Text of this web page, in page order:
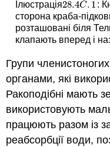
Ілюстрація28.4C. 1
28.4C. 1 :
сторона краба-
розташовані біля
клапають вперед і
Групи
органами, які
Ракоподібні мають
використовують
працюють разом із
реабсорбції води,